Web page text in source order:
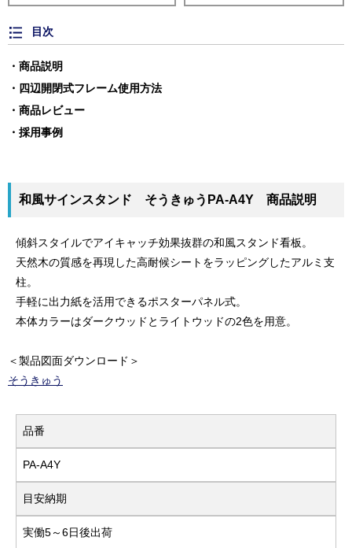
目次
商品説明
四辺開閉式フレーム使用方法
商品レビュー
採用事例
和風サインスタンド そうきゅうPA-A4Y 商品説明
傾斜スタイルでアイキャッチ効果抜群の和風スタンド看板。
天然木の質感を再現した高耐候シートをラッピングしたアルミ支
柱。
手軽に出力紙を活用できるポスターパネル式。
本体カラーはダークウッドとライトウッドの2色を用意。
＜製品図面ダウンロード＞
そうきゅう
品番
PA-A4Y
目安納期
実働5～6日後出荷